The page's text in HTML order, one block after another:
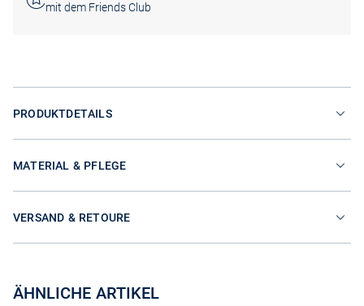
mit dem Friends Club
PRODUKTDETAILS
MATERIAL & PFLEGE
VERSAND & RETOURE
ÄHNLICHE ARTIKEL